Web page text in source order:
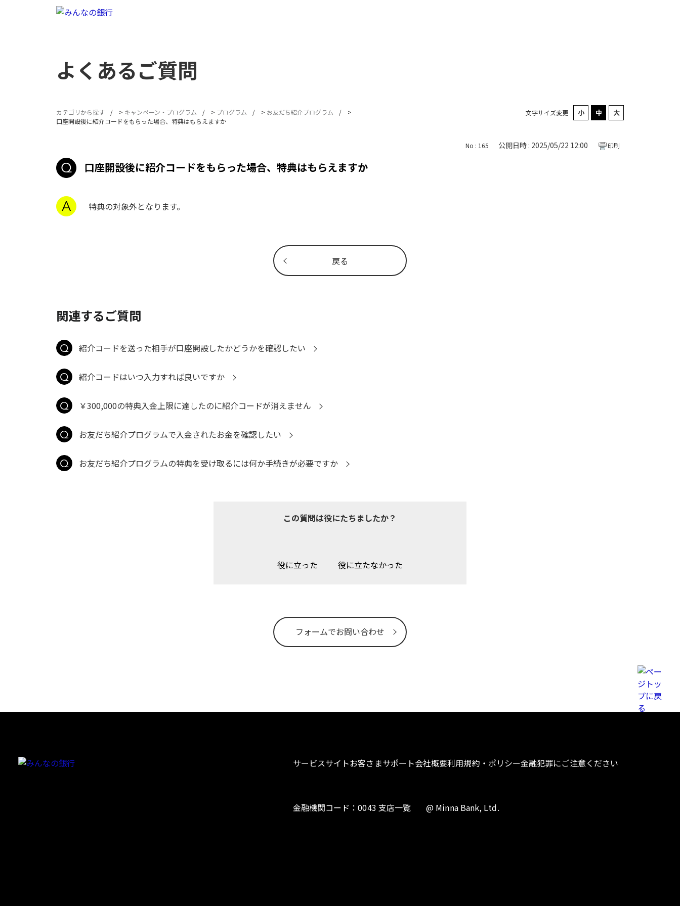
よくあるご質問
文字サイズ変更
カテゴリから探す > キャンペーン・プログラム > プログラム > お友だち紹介プログラム
>
口座開設後に紹介コードをもらった場合、特典はもらえますか
戻る
No : 165 公開日時 : 2025/05/22 12:00 印刷
口座開設後に紹介コードをもらった場合、特典はもらえますか
特典の対象外となります。
関連するご質問
紹介コードを送った相手が口座開設したかどうかを確認したい
紹介コードはいつ入力すれば良いですか
￥300,000の特典入金上限に達したのに紹介コードが消えません
お友だち紹介プログラムで入金されたお金を確認したい
お友だち紹介プログラムの特典を受け取るには何か手続きが必要ですか
この質問は役にたちましたか？
役に立った 役に立たなかった
フォームでお問い合わせ
サービスサイトお客さまサポート会社概要利用規約・ポリシー金融犯罪にご注意ください
金融機関コード：0043 支店一覧 @ Minna Bank, Ltd.